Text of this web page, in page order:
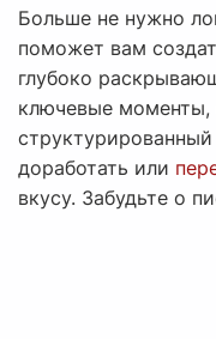
Больше не нужно
поможет вам
глубоко
ключевые моменты,
доработать или
вкусу. Забудьте о